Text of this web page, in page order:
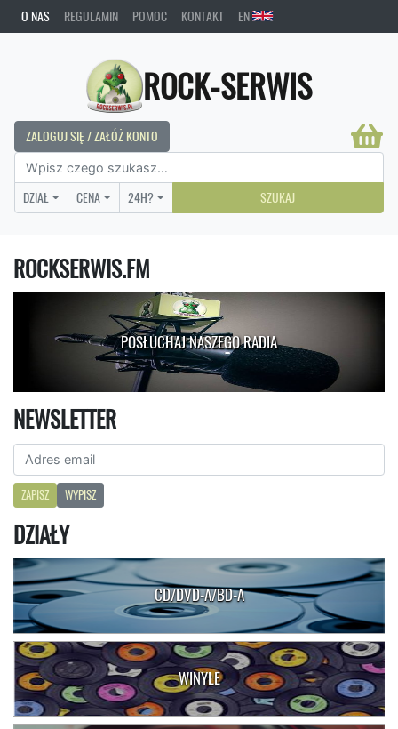
O NAS REGULAMIN POMOC KONTAKT EN
ROCK-SERWIS
ZALOGUJ SIĘ / ZAŁÓŻ KONTO
DZIAŁ CENA 24H? SZUKAJ
ROCKSERWIS.FM
POSŁUCHAJ NASZEGO RADIA
NEWSLETTER
ZAPISZ WYPISZ
DZIAŁY
CD/DVD-A/BD-A
WINYLE